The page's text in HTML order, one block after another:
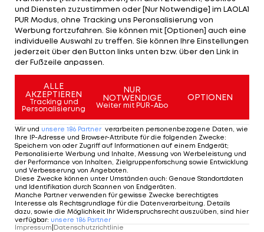
Doppelte Disqualifikation für Ferrari
beim China-GP!
Formel 1
und Diensten zuzustimmen oder [Nur Notwendige] im LAOLA1
PUR Modus, ohne Tracking uns Peronsalisierung von
Werbung fortzufahren. Sie können mit [Optionen] auch eine
individuelle Auswahl zu treffen. Sie können Ihre Einstellungen
jederzeit über den Button links unten bzw. über den Link in
der Fußzeile anpassen.
ALLE
AKZEPTIEREN
Tracking und
Personalisierung
NUR
NOTWENDIGE
Weiter mit PUR-Abo
OPTIONEN
Wir und unsere 186 Partner verarbeiten personenbezogene Daten, wie
Ihre IP-Adresse und Browser-Attribute für die folgenden Zwecke:
Speichern von oder Zugriff auf Informationen auf einem Endgerät;
Personalisierte Werbung und Inhalte, Messung von Werbeleistung und
der Performance von Inhalten, Zielgruppenforschung sowie Entwicklung
und Verbesserung von Angeboten
Diese Zwecke können unter Umständen auch: Genaue Standortdaten
und Identifikation durch Scannen von Endgeräten
Manche Partner verwenden für gewisse Zwecke berechtigtes
Interesse als Rechtsgrundlage für die Datenverarbeitung. Details
dazu, sowie die Möglichkeit Ihr Widerspruchsrecht auszuüben, sind hier
verfügbar: unsere 186 Partner
Impressum|Datenschutzrichtlinie